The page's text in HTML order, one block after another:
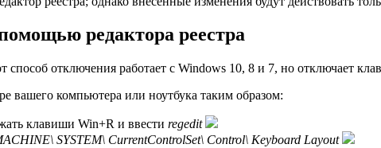
редактора реестра
отключения работает с Windows 10, 8 и 7, но отключает
вашего компьютера или ноутбука таким образом:
клавиши Win+R и ввести regedit
SYSTEM\ CurrentControlSet\ Control\ Keyboard Layout